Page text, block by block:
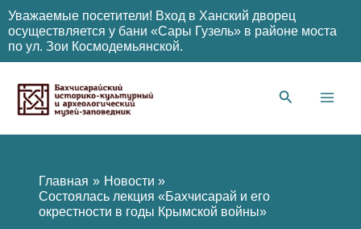
Уважаемые посетители! Вход в Ханский дворец
осуществляется у бани «Сары Гузель» в районе моста
по ул. Зои Космодемьянской.
содержимому
Главная
Новости
Состоялась лекция «Бахчисарай и его
окрестности в годы Крымской войны»